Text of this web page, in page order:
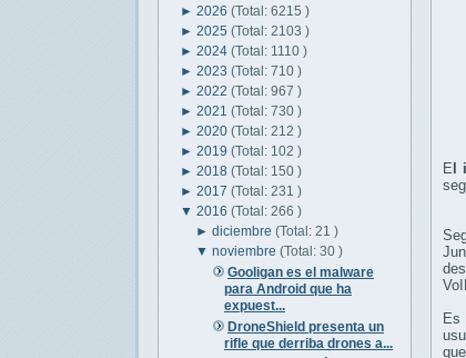
► 2026 (Total: 6215 )
► 2025 (Total: 2103 )
► 2024 (Total: 1110 )
► 2023 (Total: 710 )
► 2022 (Total: 967 )
► 2021 (Total: 730 )
► 2020 (Total: 212 )
► 2019 (Total: 102 )
► 2018 (Total: 150 )
► 2017 (Total: 231 )
▼ 2016 (Total: 266 )
►diciembre(Total: 21 )
▼noviembre(Total: 30 )
Gooligan es el malware
para Android que ha
expuest...
DroneShield presenta un
rifle que derriba drones a...
E
Es